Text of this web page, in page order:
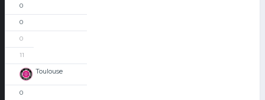
0
0
0
11
Toulouse
0